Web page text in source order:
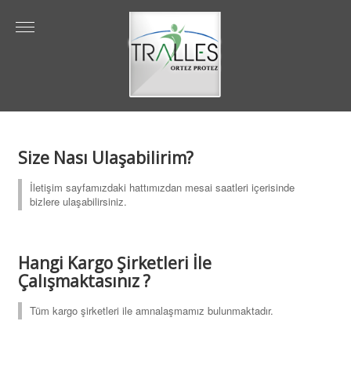
Size Nası Ulaşabilirim?
İletişim sayfamızdaki hattımızdan mesai saatleri içerisinde
bizlere ulaşabilirsiniz.
Hangi Kargo Şirketleri İle
Çalışmaktasınız ?
Tüm kargo şirketleri ile amnalaşmamız bulunmaktadır.